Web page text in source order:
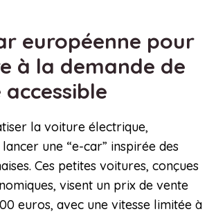
européenne pour
à la demande de
la voiture électrique,
une “e-car” inspirée des
Ces petites voitures, conçues
visent un prix de vente
euros, avec une vitesse limitée à